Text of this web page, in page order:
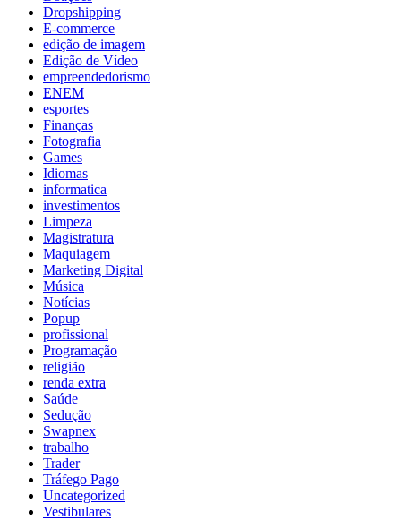
Dropshipping
E-commerce
edição de imagem
Edição de Vídeo
empreendedorismo
ENEM
esportes
Finanças
Fotografia
Games
Idiomas
informatica
investimentos
Limpeza
Magistratura
Maquiagem
Marketing Digital
Música
Notícias
Popup
profissional
Programação
religião
renda extra
Saúde
Sedução
Swapnex
trabalho
Trader
Tráfego Pago
Uncategorized
Vestibulares